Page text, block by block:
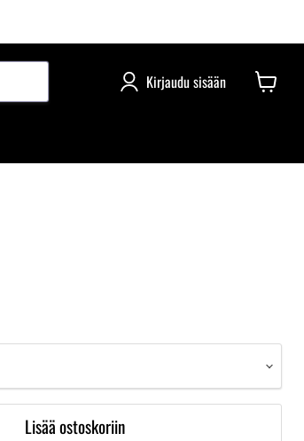
Kirjaudu sisään
Lisää ostoskoriin